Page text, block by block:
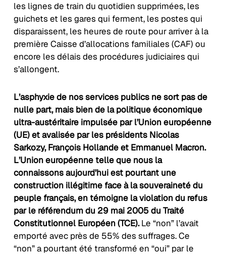
les lignes de train du quotidien supprimées, les
guichets et les gares qui ferment, les postes qui
disparaissent, les heures de route pour arriver à la
première Caisse d’allocations familiales (CAF) ou
encore les délais des procédures judiciaires qui
s’allongent.
L’asphyxie de nos services publics ne sort pas de
nulle part, mais bien de la politique économique
ultra-austéritaire impulsée par l’Union européenne
(UE) et avalisée par les présidents Nicolas
Sarkozy, François Hollande et Emmanuel Macron.
L’Union européenne telle que nous la
connaissons aujourd’hui est pourtant une
construction illégitime face à la souveraineté du
peuple français, en témoigne la violation du refus
par le référendum du 29 mai 2005 du Traité
Constitutionnel Européen (TCE).Le “non” l’avait
emporté avec près de 55% des suffrages. Ce
“non” a pourtant été transformé en “oui” par le